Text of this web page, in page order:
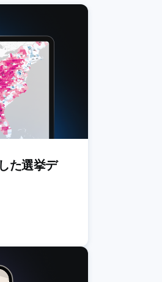
データ製品
Directions API
イソクロンAPI
Mapbox Tiling Service
マップマッチングAPI
た選挙デ